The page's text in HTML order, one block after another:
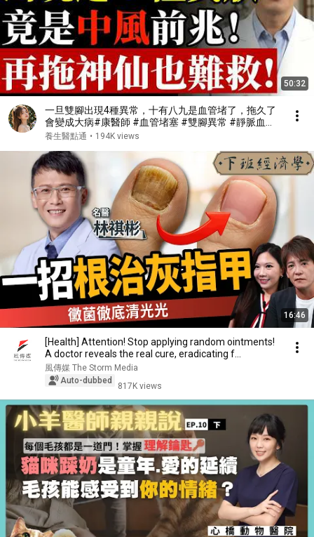
50:32
一旦雙腳出現4種異常，十有八九是血管堵了，拖久了
會變成大病#康醫師 #血管堵塞 #雙腳異常 #靜脈血栓
#肺栓塞 #銀髮族養生 #猝死預防 #血液循環 #健康誤
養生醫點通 • 194K views
16:46
[Health] Attention! Stop applying random ointments!
A doctor reveals the real cure, eradicating f...
風傳媒 The Storm Media
Auto-dubbed
817K views